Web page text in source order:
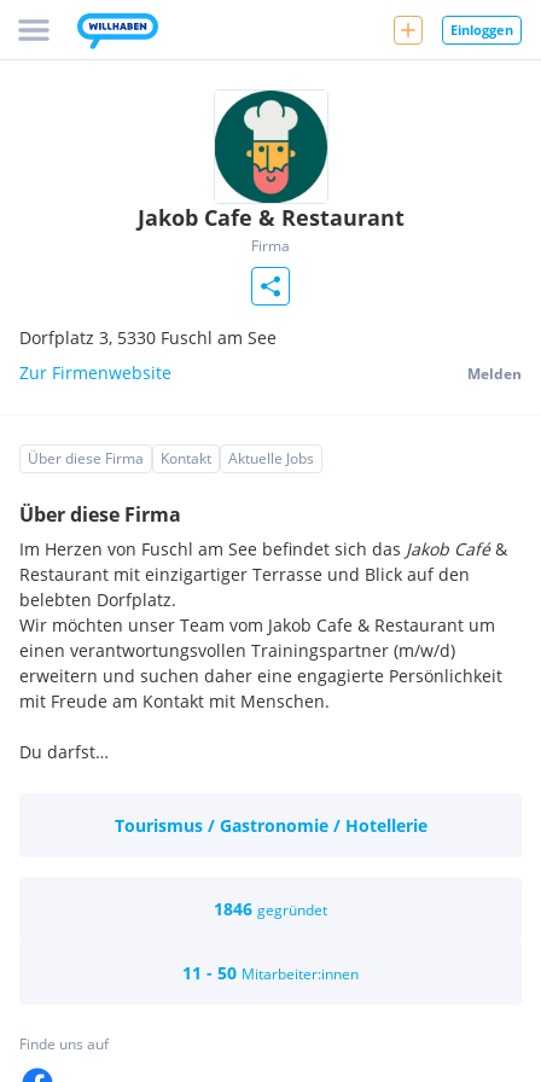
Einloggen
Jakob Cafe & Restaurant
Firma
Dorfplatz 3, 5330 Fuschl am See
Zur Firmenwebsite
Melden
Über diese Firma Kontakt Aktuelle Jobs
Über diese Firma
Im Herzen von Fuschl am See befindet sich das Jakob Café&
Restaurant mit einzigartiger Terrasse und Blick auf den
belebten Dorfplatz.
Wir möchten unser Team vom Jakob Cafe & Restaurant um
einen verantwortungsvollen Trainingspartner (m/w/d)
erweitern und suchen daher eine engagierte Persönlichkeit
mit Freude am Kontakt mit Menschen.
Du darfst…
• deine Getränke- und Essensempfehlungen an unsere Gäste
• deine Kollegen*innen im Restaurant bestmöglich
• eine 6-Tagewoche (auch mehr oder weniger möglich)
• 13. und 14. Monatsgehalt
Tourismus / Gastronomie / Hotellerie
1846 gegründet
11 - 50 Mitarbeiter:innen
Finde uns auf